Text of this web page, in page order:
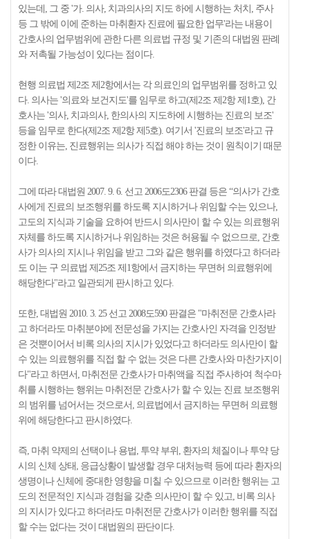
있는데, 그 중 '가. 의사, 치과의사의 지도 하에 시행하는 처치, 주사
등 그 밖에 이에 준하는 마취환자 진료에 필요한 업무'라는 내용이
간호사의 업무범위에 관한 다른 의료법 규정 및 기존의 대법원 판례
와 저촉될 가능성이 있다는 점이다.
현행 의료법 제2조 제2항에서는 각 의료인의 업무범위를 정하고 있
다. 의사는 '의료와 보건지도'를 임무로 하고(제2조 제2항 제1호), 간
호사는 '의사, 치과의사, 한의사의 지도하에 시행하는 진료의 보조'
등을 임무로 한다(제2조 제2항 제5호). 여기서 '진료의 보조'라고 규
정한 이유는, 진료행위는 의사가 직접 해야 하는 것이 원칙이기 때문
이다.
그에 따라 대법원 2007. 9. 6. 선고 2006도2306 판결 등은 “의사가 간호
사에게 진료의 보조행위를 하도록 지시하거나 위임할 수는 있으나,
고도의 지식과 기술을 요하여 반드시 의사만이 할 수 있는 의료행위
자체를 하도록 지시하거나 위임하는 것은 허용될 수 없으므로, 간호
사가 의사의 지시나 위임을 받고 그와 같은 행위를 하였다고 하더라
도 이는 구 의료법 제25조 제1항에서 금지하는 무면허 의료행위에
해당한다"라고 일관되게 판시하고 있다.
또한, 대법원 2010. 3. 25 선고 2008도590 판결은 "마취전문 간호사라
고 하더라도 마취분야에 전문성을 가지는 간호사인 자격을 인정받
은 것뿐이어서 비록 의사의 지시가 있었다고 하더라도 의사만이 할
수 있는 의료행위를 직접 할 수 없는 것은 다른 간호사와 마찬가지이
다"라고 하면서, 마취전문 간호사가 마취액을 직접 주사하여 척수마
취를 시행하는 행위는 마취전문 간호사가 할 수 있는 진료 보조행위
의 범위를 넘어서는 것으로서, 의료법에서 금지하는 무면허 의료행
위에 해당한다고 판시하였다.
즉, 마취 약제의 선택이나 용법, 투약 부위, 환자의 체질이나 투약 당
시의 신체 상태, 응급상황이 발생할 경우 대처능력 등에 따라 환자의
생명이나 신체에 중대한 영향을 미칠 수 있으므로 이러한 행위는 고
도의 전문적인 지식과 경험을 갖춘 의사만이 할 수 있고, 비록 의사
의 지시가 있다고 하더라도 마취전문 간호사가 이러한 행위를 직접
할 수는 없다는 것이 대법원의 판단이다.